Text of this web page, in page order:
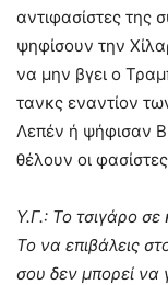
αντιφασίστες της
ψηφίσουν την
να μην βγει ο
τανκς εναντίον
Λεπέν ή ψήφισαν
θέλουν οι
Υ.Γ.: Το τσιγάρο
Το να επιβάλεις
σου δεν μπορεί να